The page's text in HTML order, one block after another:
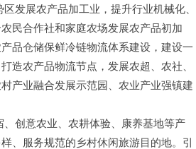
发展农产品加工业，提升行业机械化、
民合作社和家庭农场发展农产品初加
品仓储保鲜冷链物流体系建设，建设一
造农产品物流节点，发展农超、农社、
产业融合发展示范园、农业产业强镇建
创意农业、农耕体验、康养基地等产
、服务规范的乡村休闲旅游目的地。引